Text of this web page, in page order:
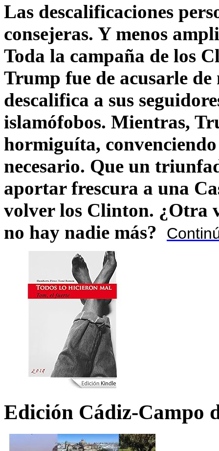
Las descalificaciones
consejeras. Y menos
Toda la campaña de los
Trump fue de acusarle
descalifica a sus
islamófobos. Mientras,
hormiguíta,
necesario. Que un
aportar frescura a una
volver los Clinton. ¿Otra
no hay nadie más?
Edición Cádiz-Campo